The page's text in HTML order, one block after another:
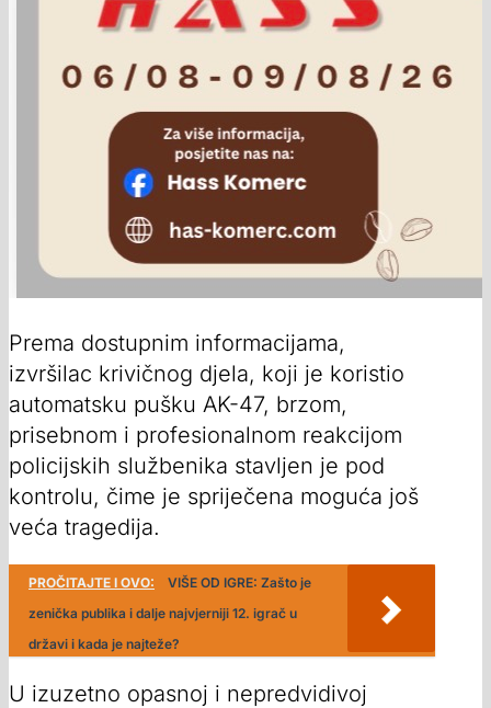
Prema dostupnim informacijama,
izvršilac krivičnog djela, koji je koristio
automatsku pušku AK-47, brzom,
prisebnom i profesionalnom reakcijom
policijskih službenika stavljen je pod
kontrolu, čime je spriječena moguća još
veća tragedija.
PROČITAJTE I OVO:
VIŠE OD IGRE: Zašto je
zenička publika i dalje najvjerniji 12. igrač u
državi i kada je najteže?
U izuzetno opasnoj i nepredvidivoj